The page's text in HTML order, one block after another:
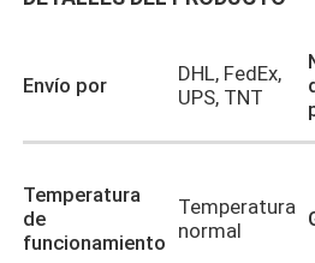
Envío por
DHL, FedEx,
UPS, TNT
Temperatura
de
funcionamiento
Temperatura
normal